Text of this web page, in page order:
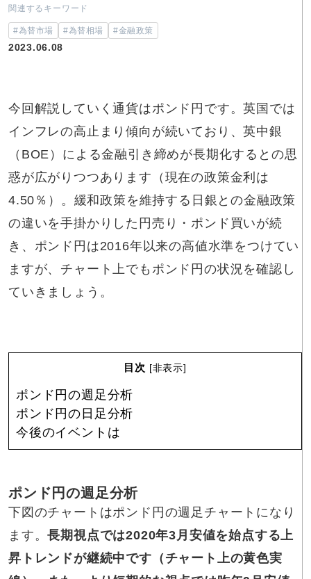
関連するキーワード
#為替市場 #為替相場 #金融政策
2023.06.08
今回解説していく通貨はポンド円です。英国では
インフレの高止まり傾向が続いており、英中銀
（BOE）による金融引き締めが長期化するとの思
惑が広がりつつあります（現在の政策金利は
4.50％）。緩和政策を維持する日銀との金融政策
の違いを手掛かりした円売り・ポンド買いが続
き、ポンド円は2016年以来の高値水準をつけてい
ますが、チャート上でもポンド円の状況を確認し
ていきましょう。
目次 [非表示]
ポンド円の週足分析
ポンド円の日足分析
今後のイベントは
ポンド円の週足分析
下図のチャートはポンド円の週足チャートになり
ます。長期視点では2020年3月安値を始点する上
昇トレンドが継続中です（チャート上の黄色実